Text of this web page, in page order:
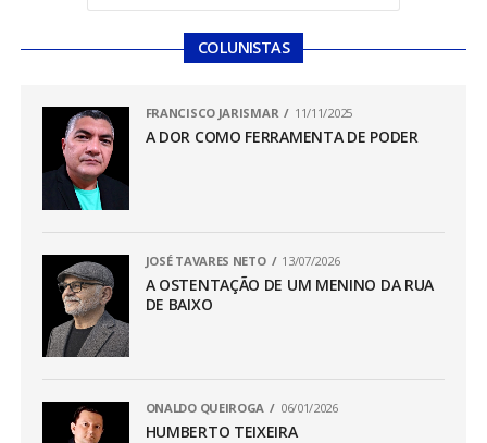
COLUNISTAS
FRANCISCO JARISMAR 11/11/2025
A DOR COMO FERRAMENTA DE PODER
JOSÉ TAVARES NETO 13/07/2026
A OSTENTAÇÃO DE UM MENINO DA RUA
DE BAIXO
ONALDO QUEIROGA 06/01/2026
HUMBERTO TEIXEIRA